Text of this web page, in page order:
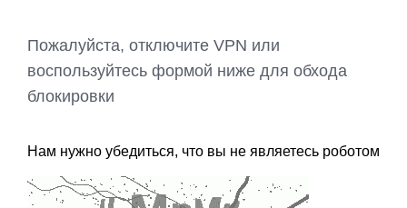
Пожалуйста, отключите VPN или
воспользуйтесь формой ниже для обхода
блокировки
Нам нужно убедиться, что вы не являетесь роботом